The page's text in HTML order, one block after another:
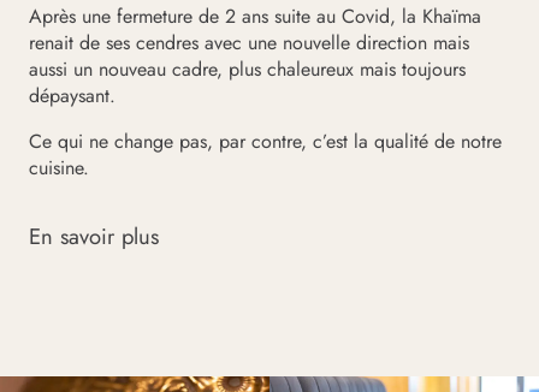
Après une fermeture de 2 ans suite au Covid, la Khaïma
renait de ses cendres avec une nouvelle direction mais
aussi un nouveau cadre, plus chaleureux mais toujours
dépaysant.
Ce qui ne change pas, par contre, c’est la qualité de notre
cuisine.
En savoir plus